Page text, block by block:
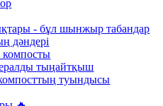
- бұл шынжыр табандар
дәндері
компосты
тыңайтқыш
туындысы